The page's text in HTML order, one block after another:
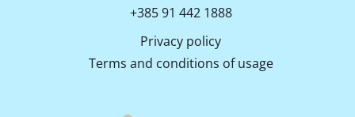
+385 91 442 1888
Privacy policy
Terms and conditions of usage